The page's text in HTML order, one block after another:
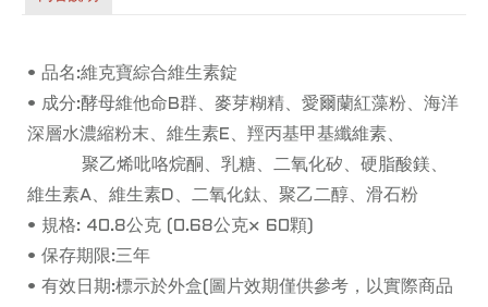
• 品名:維克寶綜合維生素錠
• 成分:酵母維他命B群、麥芽糊精、愛爾蘭紅藻粉、海洋
深層水濃縮粉末、維生素E、羥丙基甲基纖維素、
聚乙烯吡咯烷酮、乳糖、二氧化矽、硬脂酸鎂、
維生素A、維生素D、二氧化鈦、聚乙二醇、滑石粉
• 規格: 40.8公克 (0.68公克× 60顆)
• 保存期限:三年
• 有效日期:標示於外盒(圖片效期僅供參考，以實際商品